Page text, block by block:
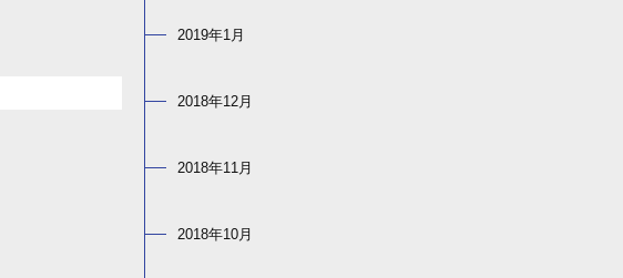
2019年1月
2018年12月
2018年11月
2018年10月